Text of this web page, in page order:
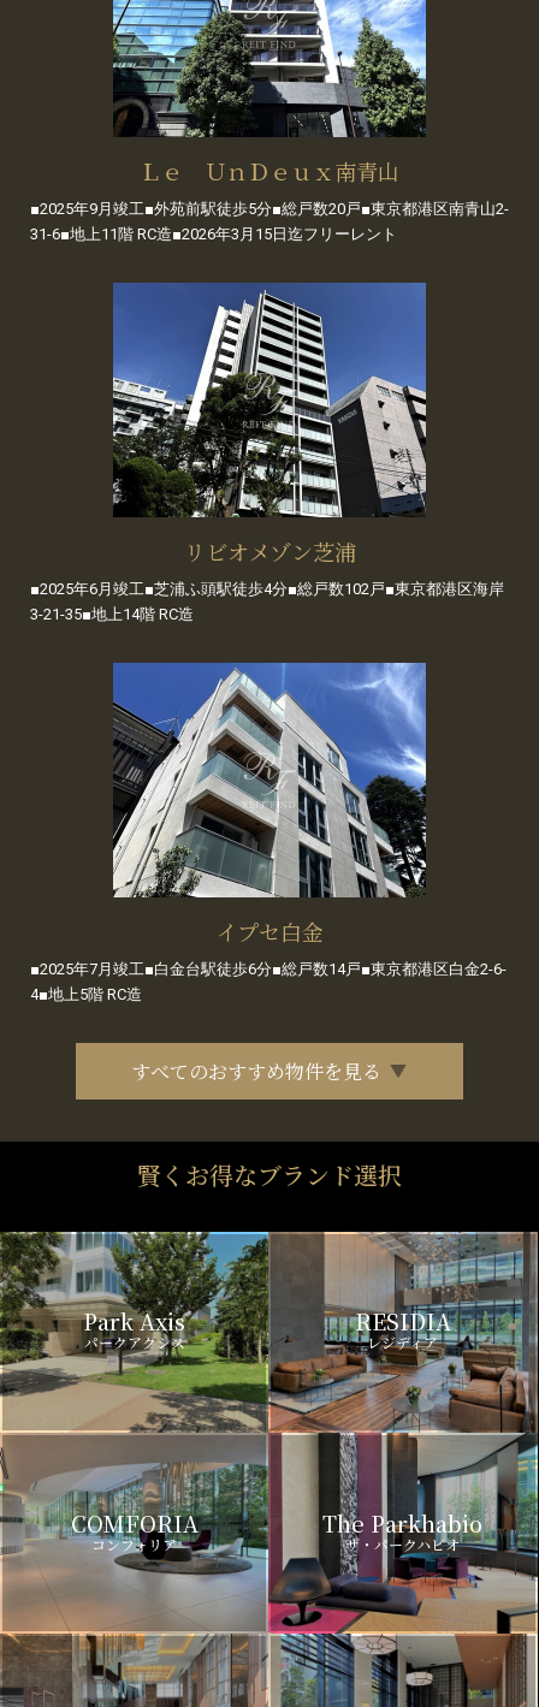
Ｌｅ ＵｎＤｅｕｘ南青山
■2025年9月竣工■外苑前駅徒歩5分■総戸数20戸■東京都港区南青山2-
31-6■地上11階 RC造■2026年3月15日迄フリーレント
リビオメゾン芝浦
■2025年6月竣工■芝浦ふ頭駅徒歩4分■総戸数102戸■東京都港区海岸
3-21-35■地上14階 RC造
イプセ白金
■2025年7月竣工■白金台駅徒歩6分■総戸数14戸■東京都港区白金2-6-
4■地上5階 RC造
すべてのおすすめ物件を見る
賢くお得なブランド選択
Park Axis
パークアクシス
RESIDIA
レジディア
COMFORIA
コンフォリア
The Parkhabio
ザ・パークハビオ